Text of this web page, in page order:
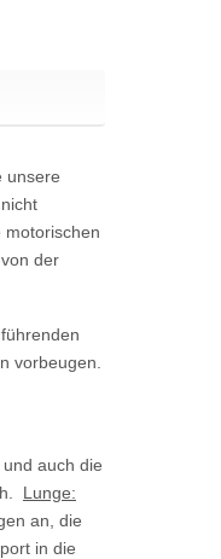
unsere
der
vorbeugen.
auch die
Lunge:
an, die
in die